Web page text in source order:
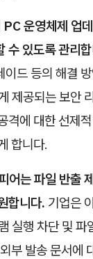
PC 운영체제 업
수 있도록 관리
이드 등의 해결
제공되는 보안
격에 대한 선제
합니다.
어는 파일 반출
합니다. 기업은
실행 차단 및
부 발송 문서에